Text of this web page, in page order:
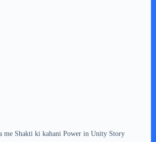
me Shakti ki kahani Power in Unity Story